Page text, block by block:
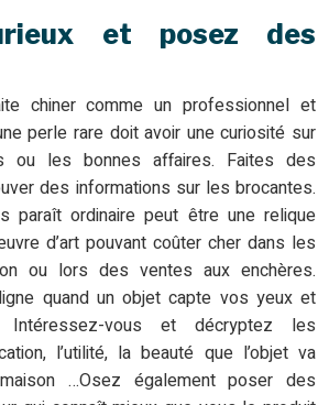
et posez des
chiner comme un professionnel et
perle rare doit avoir une curiosité sur
ou les bonnes affaires. Faites des
des informations sur les brocantes.
paraît ordinaire peut être une relique
d’art pouvant coûter cher dans les
ou lors des ventes aux enchères.
quand un objet capte vos yeux et
Intéressez-vous et décryptez les
l’utilité, la beauté que l’objet va
…Osez également poser des